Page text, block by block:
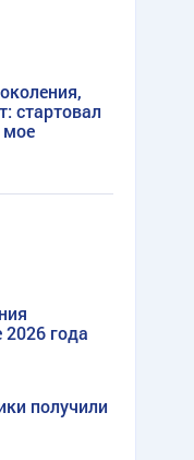
стартовал
мое
года
получили